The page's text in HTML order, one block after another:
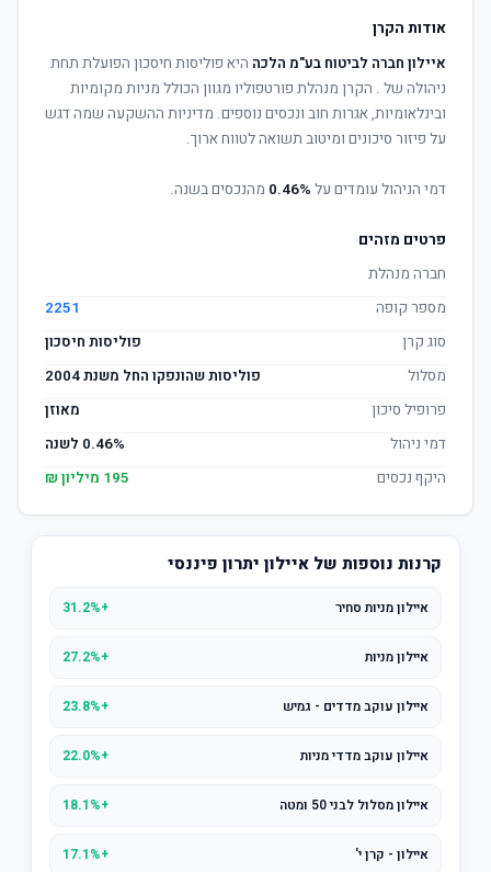
אודות הקרן
איילון חברה לביטוח בע"מ הלכה היא פוליסות חיסכון הפועלת תחת
ניהולה של . הקרן מנהלת פורטפוליו מגוון הכולל מניות מקומיות
ובינלאומיות, אגרות חוב ונכסים נוספים. מדיניות ההשקעה שמה דגש
על פיזור סיכונים ומיטוב תשואה לטווח ארוך.
דמי הניהול עומדים על 0.46% מהנכסים בשנה.
פרטים מזהים
חברה מנהלת
מספר קופה
2251
סוג קרן
פוליסות חיסכון
מסלול
פוליסות שהונפקו החל משנת 2004
פרופיל סיכון
מאוזן
דמי ניהול
0.46% לשנה
היקף נכסים
195 מיליון ₪
קרנות נוספות של איילון יתרון פיננסי
איילון מניות סחיר +31.2%
איילון מניות +27.2%
איילון עוקב מדדים - גמיש +23.8%
איילון עוקב מדדי מניות +22.0%
איילון מסלול לבני 50 ומטה +18.1%
איילון - קרן י' +17.1%